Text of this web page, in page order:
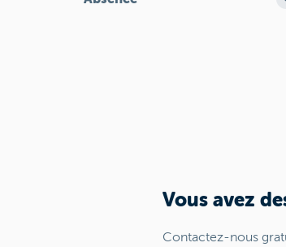
Vous avez
Contactez-nous